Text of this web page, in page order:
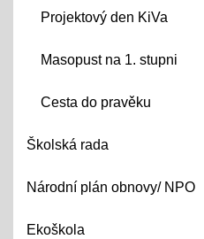
Projektový den KiVa
Masopust na 1. stupni
Cesta do pravěku
Školská rada
Národní plán obnovy/ NPO
Ekoškola